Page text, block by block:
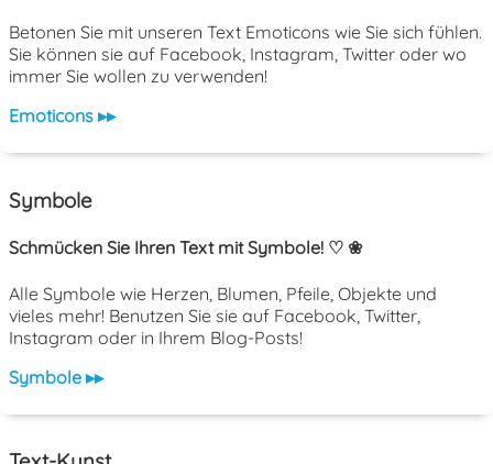
Betonen Sie mit unseren Text Emoticons wie Sie sich fühlen.
Sie können sie auf Facebook, Instagram, Twitter oder wo
immer Sie wollen zu verwenden!
Emoticons ▸▸
Symbole
Schmücken Sie Ihren Text mit Symbole! ♡ ❀
Alle Symbole wie Herzen, Blumen, Pfeile, Objekte und
vieles mehr! Benutzen Sie sie auf Facebook, Twitter,
Instagram oder in Ihrem Blog-Posts!
Symbole ▸▸